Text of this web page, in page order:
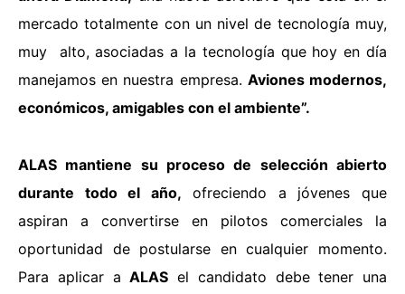
mercado totalmente con un nivel de tecnología muy,
muy alto, asociadas a la tecnología que hoy en día
manejamos en nuestra empresa. Aviones modernos,
económicos, amigables con el ambiente”.
ALAS mantiene su proceso de selección abierto
durante todo el año, ofreciendo a jóvenes que
aspiran a convertirse en pilotos comerciales la
oportunidad de postularse en cualquier momento.
Para aplicar aALAS el candidato debe tener una